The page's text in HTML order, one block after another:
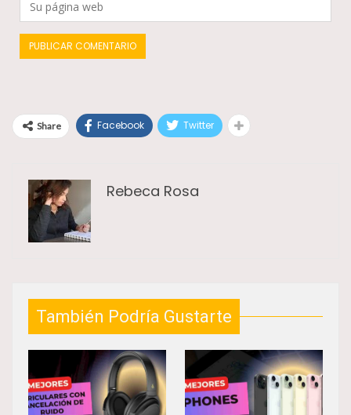
Share Facebook Twitter
Rebeca Rosa
También Podría Gustarte